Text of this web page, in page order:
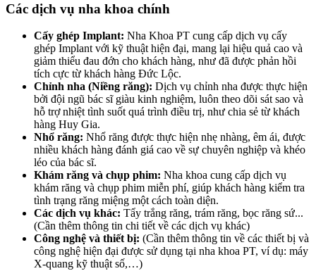
Các dịch vụ nha khoa chính
Cấy ghép Implant: Nha Khoa PT cung cấp dịch vụ cấy
ghép Implant với kỹ thuật hiện đại, mang lại hiệu quả cao và
giảm thiểu đau đớn cho khách hàng, như đã được phản hồi
tích cực từ khách hàng Đức Lộc.
Chỉnh nha (Niềng răng): Dịch vụ chỉnh nha được thực hiện
bởi đội ngũ bác sĩ giàu kinh nghiệm, luôn theo dõi sát sao và
hỗ trợ nhiệt tình suốt quá trình điều trị, như chia sẻ từ khách
hàng Huy Gia.
Nhổ răng: Nhổ răng được thực hiện nhẹ nhàng, êm ái, được
nhiều khách hàng đánh giá cao về sự chuyên nghiệp và khéo
léo của bác sĩ.
Khám răng và chụp phim: Nha khoa cung cấp dịch vụ
khám răng và chụp phim miễn phí, giúp khách hàng kiểm tra
tình trạng răng miệng một cách toàn diện.
Các dịch vụ khác: Tẩy trắng răng, trám răng, bọc răng sứ...
(Cần thêm thông tin chi tiết về các dịch vụ khác)
Công nghệ và thiết bị: (Cần thêm thông tin về các thiết bị và
công nghệ hiện đại được sử dụng tại nha khoa PT, ví dụ: máy
X-quang kỹ thuật số,…)